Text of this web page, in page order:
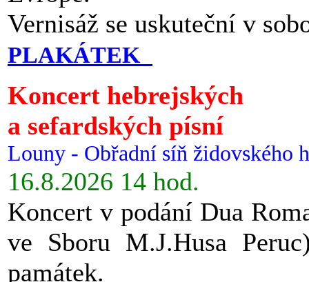
Vernisáž se uskuteční v
PLAKÁTEK
Koncert hebrejských
a sefardských písní
Louny - Obřadní síň židovského
16.8.2026 14 hod.
Koncert v podání Dua
ve Sboru M.J.Husa
památek.